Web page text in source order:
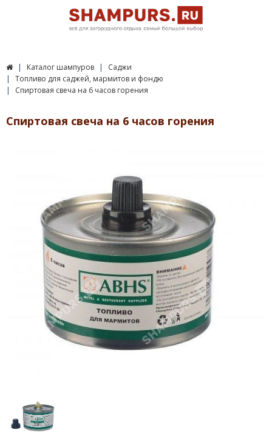
Каталог шампуров
Саджи
Топливо для саджей, мармитов и фондю
Спиртовая свеча на 6 часов горения
Спиртовая свеча на 6 часов горения